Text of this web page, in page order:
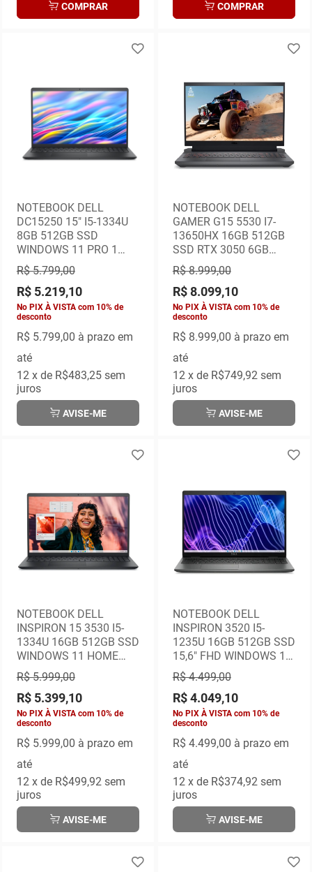
COMPRAR COMPRAR
NOTEBOOK DELL
DC15250 15" I5-1334U
8GB 512GB SSD
WINDOWS 11 PRO 1
ANO NO LOCAL
R$ 5.799,00
R$ 5.219,10
No PIX À VISTA com 10% de
desconto
R$ 5.799,00 à prazo em
até
12 x de R$483,25sem
juros
AVISE-ME
NOTEBOOK DELL
GAMER G15 5530 I7-
13650HX 16GB 512GB
SSD RTX 3050 6GB
15,6" FHD 120HZ
WINDOWS 11 HOME
R$ 8.999,00
R$ 8.099,10
No PIX À VISTA com 10% de
desconto
R$ 8.999,00 à prazo em
até
12 x de R$749,92 sem
juros
AVISE-ME
NOTEBOOK DELL
INSPIRON 15 3530 I5-
1334U 16GB 512GB SSD
WINDOWS 11 HOME
GARANTIA LOCAL
R$ 5.999,00
R$ 5.399,10
No PIX À VISTA com 10% de
desconto
R$ 5.999,00 à prazo em
até
12x de R$499,92sem
juros
AVISE-ME
NOTEBOOK DELL
INSPIRON 3520 I5-
1235U 16GB 512GB SSD
15,6" FHD WINDOWS 11
HOME
R$ 4.499,00
R$ 4.049,10
No PIX À VISTA com 10% de
desconto
R$ 4.499,00 à prazo em
até
12x de R$374,92sem
juros
AVISE-ME